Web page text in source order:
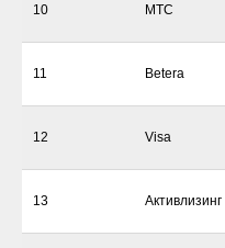
10 МТС
11 Betera
12 Visa
13 Активлизинг